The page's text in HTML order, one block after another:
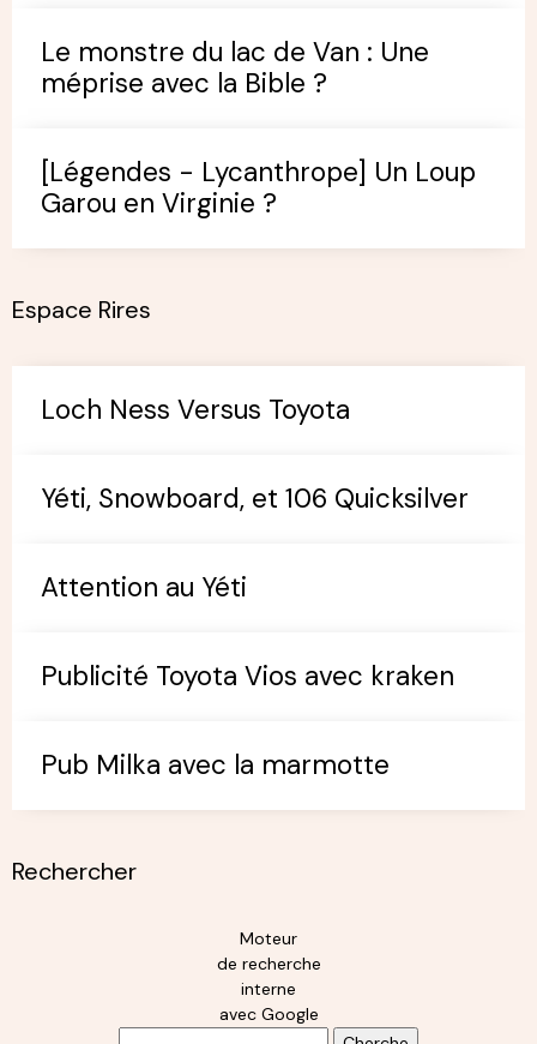
Le serpent Nâga n'est pas un
régalec : Un canular défait
Une créature polymorphe en
Afrique du Sud
méprise avec la Bible ?
[Légendes - Lycanthrope] Un Loup
Garou en Virginie ?
Attention au Yéti
Pub Milka avec la marmotte